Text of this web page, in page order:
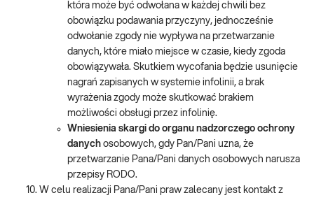
która może być odwołana w każdej chwili bez
obowiązku podawania przyczyny, jednocześnie
odwołanie zgody nie wypływa na przetwarzanie
danych, które miało miejsce w czasie, kiedy zgoda
obowiązywała. Skutkiem wycofania będzie usunięcie
nagrań zapisanych w systemie infolinii, a brak
wyrażenia zgody może skutkować brakiem
możliwości obsługi przez infolinię.
Wniesienia skargi do organu nadzorczego ochrony
danych osobowych, gdy Pan/Pani uzna, że
przetwarzanie Pana/Pani danych osobowych narusza
przepisy RODO.
W celu realizacji Pana/Pani praw zalecany jest kontakt z